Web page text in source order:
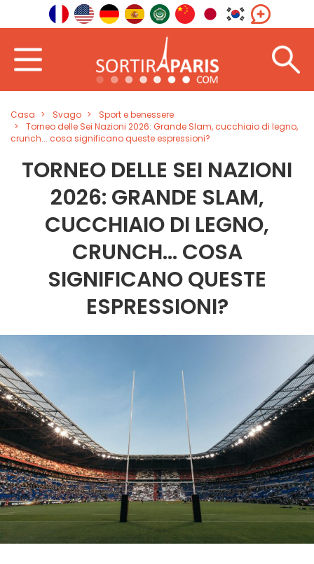
Casa Svago
Sport e benessere
Torneo delle Sei Nazioni 2026: Grande Slam, cucchiaio di legno,
crunch... cosa significano queste espressioni?
TORNEO DELLE SEI NAZIONI
2026: GRANDE SLAM,
CUCCHIAIO DI LEGNO,
CRUNCH... COSA
SIGNIFICANO QUESTE
ESPRESSIONI?